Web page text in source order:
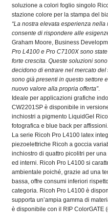
soluzione a colori foglio singolo
stazione colore per la stampa del
“La nostra elevata esperienza
consente di rispondere alle
Graham Moore, Business
Pro L4100 e Pro C7100X sono
forte crescita. Queste soluzioni
decidono di entrare nel mercato
sono già presenti in questo settore
nuovo valore alla propria offerta”.
Ideale per applicazioni grafiche
CW2201SP è disponibile in
inchiostri a pigmento LiquidGel
fotografica e blue back per affissioni.
La serie Ricoh Pro L4100 latex
piezoelettriche Ricoh a goccia
inchiostro di quattro picolitri per
ed interni. Ricoh Pro L4100 si
ambientale poiché, grazie ad una
bassa, offre consumi inferiori
categoria. Ricoh Pro L4100 è
supporta un’ampia gamma di
è disponibile con il RIP ColorGATE